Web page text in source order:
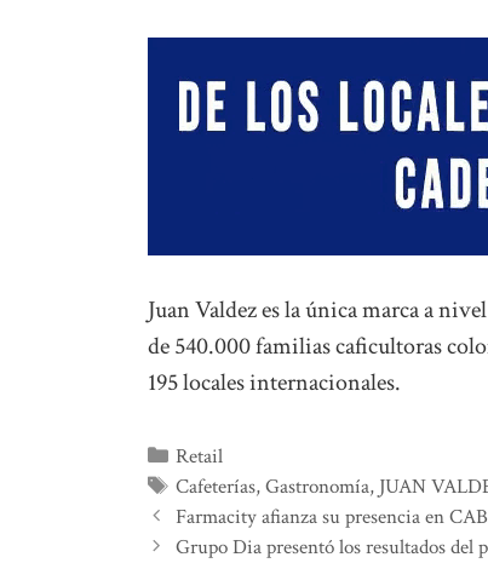
Juan Valdez es la única marca a
de 540.000 familias caficultoras
195 locales internacionales.
Categorías
Retail
Etiquetas
Cafeterías,Gastronomía, JUAN
Farmacity afianza su presencia en
Grupo Dia presentó los resultados del